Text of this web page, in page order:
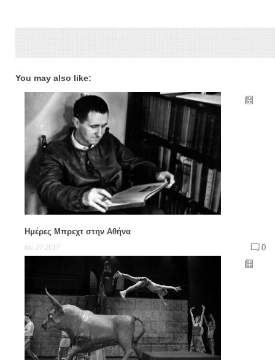
You may also like:
Ημέρες Μπρεχτ στην Αθήνα
Ιαν 27,2017 0